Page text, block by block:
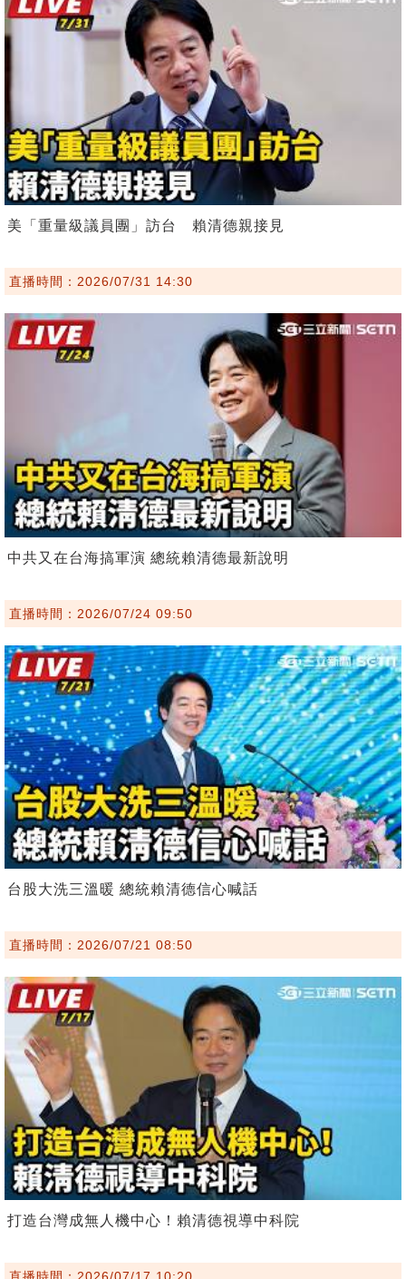
美「重量級議員團」訪台 賴清德親接見
直播時間：2026/07/31 14:30
中共又在台海搞軍演 總統賴清德最新說明
直播時間：2026/07/24 09:50
台股大洗三溫暖 總統賴清德信心喊話
直播時間：2026/07/21 08:50
打造台灣成無人機中心！賴清德視導中科院